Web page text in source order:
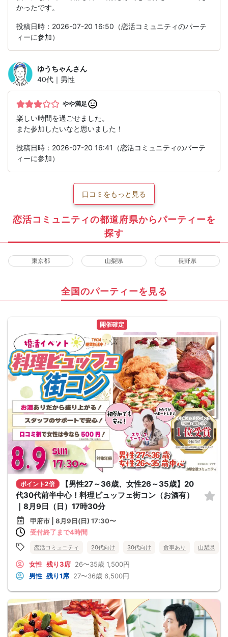
かったです。
投稿日時：2026-07-20 16:50（恋活コミュニティのパーテ
ィーに参加）
ゆうちゃんさん
40代｜男性
やや満足
楽しい時間を過ごせました。
また参加したいなと思いました！
投稿日時：2026-07-20 16:41（恋活コミュニティのパーテ
ィーに参加）
口コミをもっと見る
恋活コミュニティの都道府県からパーティーを
探す
東京都 山梨県 長野県
全国のパーティーを見る
開催確定
ポイント2倍
【男性27～36歳、女性26～35歳】20
代30代前半中心！料理ビュッフェ街コン（お酒有）
｜8月9日（日）17時30分
甲府市 | 8月9日(日) 17:30〜
受付終了まで4時間
恋活コミュニティ 20代向け 30代向け 食事あり 山梨県
女性 残り3席 26〜35歳 1,500円
男性 残り1席 27〜36歳 6,500円